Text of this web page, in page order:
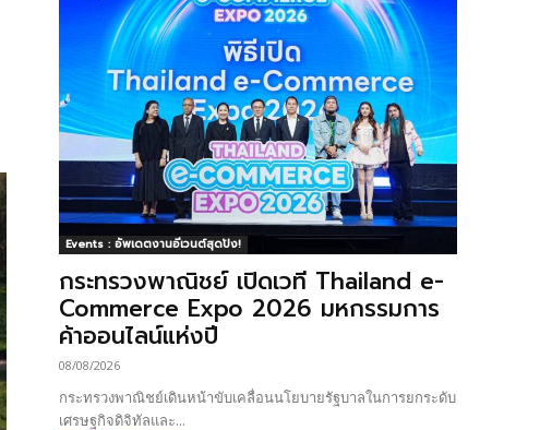
Events : อัพเดตงานอีเวนต์สุดปัง!
กระทรวงพาณิชย์ เปิดเวที Thailand e-
Commerce Expo 2026 มหกรรมการ
ค้าออนไลน์แห่งปี
08/08/2026
กระทรวงพาณิชย์เดินหน้าขับเคลื่อนนโยบายรัฐบาลในการยกระดับ
เศรษฐกิจดิจิทัลและ...